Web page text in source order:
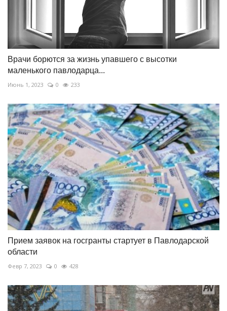
Врачи борются за жизнь упавшего с высотки
маленького павлодарца...
Июнь 1, 2023 0 233
Прием заявок на госгранты стартует в Павлодарской
области
Февр 7, 2023 0 428